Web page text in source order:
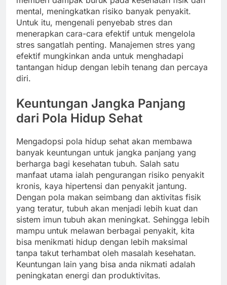
mental, meningkatkan risiko banyak penyakit.
Untuk itu, mengenali penyebab stres dan
menerapkan cara-cara efektif untuk mengelola
stres sangatlah penting. Manajemen stres yang
efektif mungkinkan anda untuk menghadapi
tantangan hidup dengan lebih tenang dan percaya
diri.
Keuntungan Jangka Panjang
dari Pola Hidup Sehat
Mengadopsi pola hidup sehat akan membawa
banyak keuntungan untuk jangka panjang yang
berharga bagi kesehatan tubuh. Salah satu
manfaat utama ialah pengurangan risiko penyakit
kronis, kaya hipertensi dan penyakit jantung.
Dengan pola makan seimbang dan aktivitas fisik
yang teratur, tubuh akan menjadi lebih kuat dan
sistem imun tubuh akan meningkat. Sehingga lebih
mampu untuk melawan berbagai penyakit, kita
bisa menikmati hidup dengan lebih maksimal
tanpa takut terhambat oleh masalah kesehatan.
Keuntungan lain yang bisa anda nikmati adalah
peningkatan energi dan produktivitas.